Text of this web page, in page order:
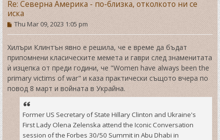
Re: Северна Америка - по-близка, отколкото ни се
иска
P
o
s
t
Thu Mar 09, 2023 1:05 pm
Хилъри Клинтън явно е решила, че е време да бъдат
припомнени класическите мемета и гаври след знаменитата
ѝ изцепка от преди години, че "Women have always been the
primary victims of war" и каза практически същото вчера по
повод 8 март и войната в Украйна.
Former US Secretary of State Hillary Clinton and Ukraine's
First Lady Olena Zelenska attend the Iconic Conversation
session of the Forbes 30/50 Summit in Abu Dhabi in